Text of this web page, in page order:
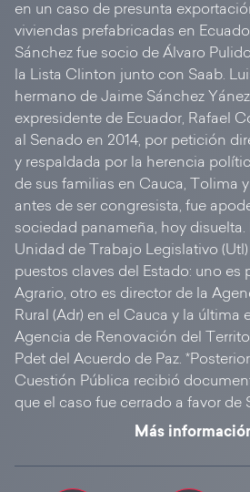
en un caso de presunta
viviendas prefabricadas en
Sánchez fue socio de Álvaro
la Lista Clinton junto con Saab.
hermano de Jaime Sánchez
expresidente de Ecuador, Rafael
al Senado en 2014, por petición
y respaldada por la herencia
de sus familias en Cauca, Tolima y
antes de ser congresista, fue
sociedad panameña, hoy disuelta.
Unidad de Trabajo Legislativo
puestos claves del Estado: uno es
Agrario, otro es director de la
Rural (Adr) en el Cauca y la última
Agencia de Renovación del
Pdet del Acuerdo de Paz.
Cuestión Pública recibió
que el caso fue cerrado a favor de
Más